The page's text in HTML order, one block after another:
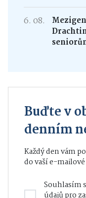
6. 08.
Buďte v
denním
Každý den vám
do vaší e-
Souhlasím
údajůpro